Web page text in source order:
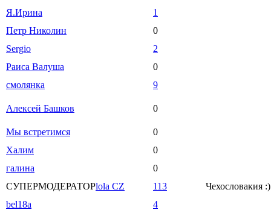
Я.Ирина
1
Петр Николин
0
Sergio
2
Раиса Валуша
0
смолянка
9
Алексей Башков 0
Мы встретимся
0
Халим
0
галина
0
СУПЕРМОДЕРАТОРlola CZ 113
Чехословакия :)
bel18a
4